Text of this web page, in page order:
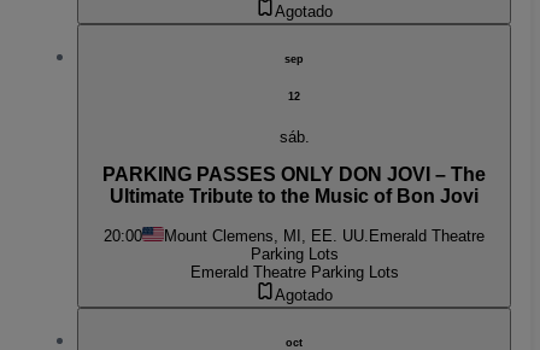
Agotado
sep
12
sáb.
PARKING PASSES ONLY DON JOVI – The
Ultimate Tribute to the Music of Bon Jovi
20:00 Mount Clemens, MI, EE. UU. Emerald Theatre
Parking Lots
Emerald Theatre Parking Lots
Agotado
oct